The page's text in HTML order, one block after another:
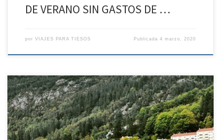
DE VERANO SIN GASTOS DE …
por VIAJES PARA TIESOS Publicada4 marzo, 2020
HAZ TU RESERVA DE VACACIONES DE VERANO SIN GASTOS DE
ANULACIÓN* Fiordos Noruegos desde el 24 de ago al 31 de Ago